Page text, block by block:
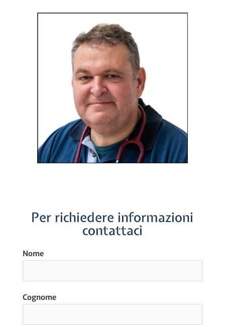
Per richiedere informazioni
contattaci
Nome
Cognome